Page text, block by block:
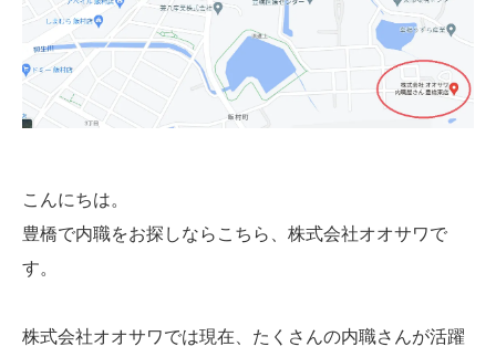
こんにちは。
豊橋で内職をお探しならこちら、株式会社オオサワで
す。
株式会社オオサワでは現在、たくさんの内職さんが活躍